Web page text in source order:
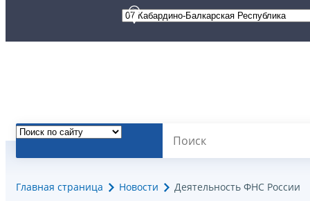
Главная страница Новости Деятельность ФНС России